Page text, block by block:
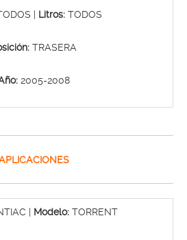
| Litros:TODOS
TRASERA
2005-2008
| Modelo: TORRENT